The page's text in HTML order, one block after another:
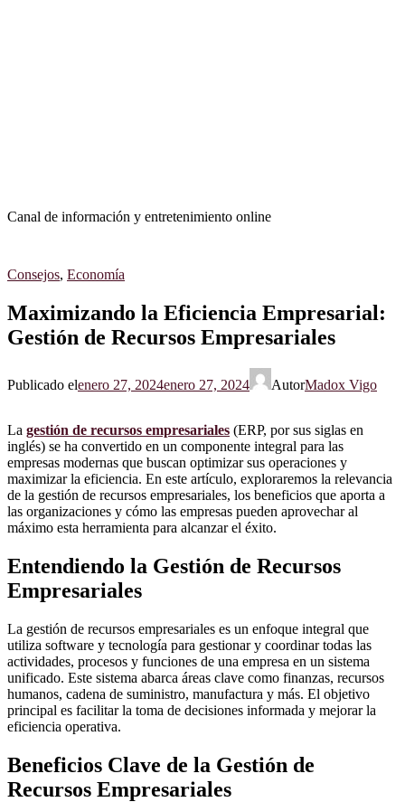
Canal de información y entretenimiento online
Consejos, Economía
Maximizando la Eficiencia Empresarial:
Gestión de Recursos Empresariales
Publicado elenero 27, 2024enero 27, 2024 AutorMadox Vigo
La gestión de recursos empresariales (ERP, por sus siglas en
inglés) se ha convertido en un componente integral para las
empresas modernas que buscan optimizar sus operaciones y
maximizar la eficiencia. En este artículo, exploraremos la relevancia
de la gestión de recursos empresariales, los beneficios que aporta a
las organizaciones y cómo las empresas pueden aprovechar al
máximo esta herramienta para alcanzar el éxito.
Entendiendo la Gestión de Recursos
Empresariales
La gestión de recursos empresariales es un enfoque integral que
utiliza software y tecnología para gestionar y coordinar todas las
actividades, procesos y funciones de una empresa en un sistema
unificado. Este sistema abarca áreas clave como finanzas, recursos
humanos, cadena de suministro, manufactura y más. El objetivo
principal es facilitar la toma de decisiones informada y mejorar la
eficiencia operativa.
Beneficios Clave de la Gestión de
Recursos Empresariales